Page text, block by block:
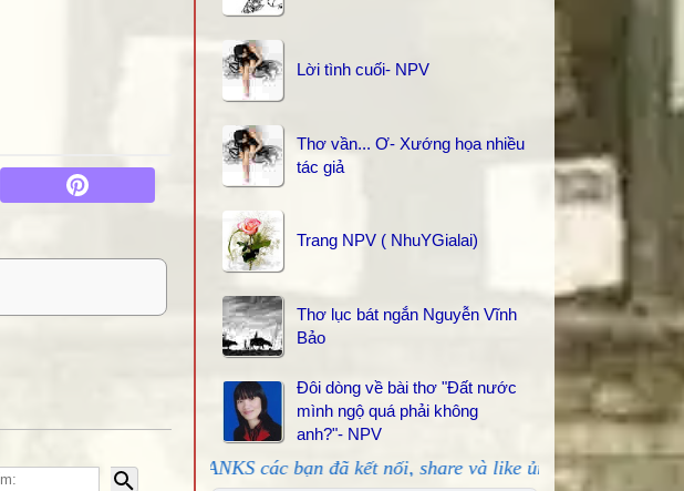
Lời tình cuối- NPV
Thơ vần... Ơ- Xướng họa nhiều
tác giả
Trang NPV ( NhuYGialai)
Thơ lục bát ngắn Nguyễn Vĩnh
Bảo
Đôi dòng về bài thơ "Đất nước
mình ngộ quá phải không
anh?"- NPV
THANKS các bạn đã kết nối, share và like ủng hộ!